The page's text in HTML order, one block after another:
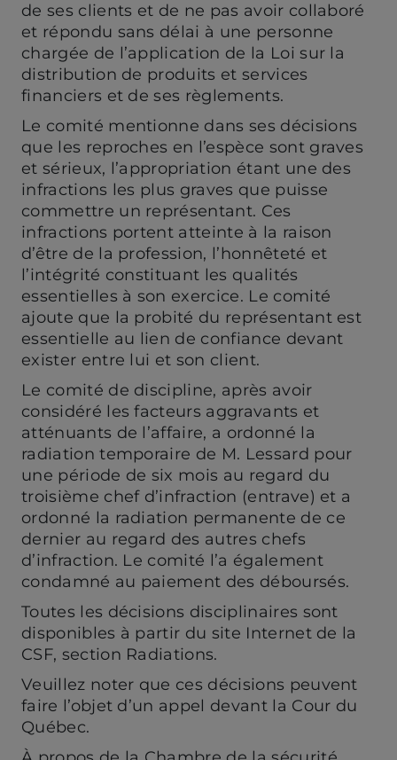
de ses clients et de ne pas avoir collaboré
et répondu sans délai à une personne
chargée de l’application de la Loi sur la
distribution de produits et services
financiers et de ses règlements.
Le comité mentionne dans ses décisions
que les reproches en l’espèce sont graves
et sérieux, l’appropriation étant une des
infractions les plus graves que puisse
commettre un représentant. Ces
infractions portent atteinte à la raison
d’être de la profession, l’honnêteté et
l’intégrité constituant les qualités
essentielles à son exercice. Le comité
ajoute que la probité du représentant est
essentielle au lien de confiance devant
exister entre lui et son client.
Le comité de discipline, après avoir
considéré les facteurs aggravants et
atténuants de l’affaire, a ordonné la
radiation temporaire de M. Lessard pour
une période de six mois au regard du
troisième chef d’infraction (entrave) et a
ordonné la radiation permanente de ce
dernier au regard des autres chefs
d’infraction. Le comité l’a également
condamné au paiement des déboursés.
Toutes les décisions disciplinaires sont
disponibles à partir du site Internet de la
CSF, section Radiations.
Veuillez noter que ces décisions peuvent
faire l’objet d’un appel devant la Cour du
Québec.